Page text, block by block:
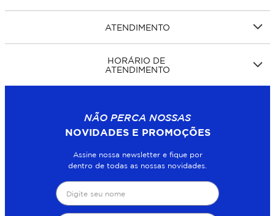
ATENDIMENTO
HORÁRIO DE
ATENDIMENTO
NÃO PERCA NOSSAS
NOVIDADES E PROMOÇÕES
Assine nossa newsletter e fique por
dentro de todas as nossas novidades.